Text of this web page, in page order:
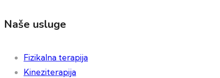
Naše usluge
Fizikalna terapija
Kineziterapija